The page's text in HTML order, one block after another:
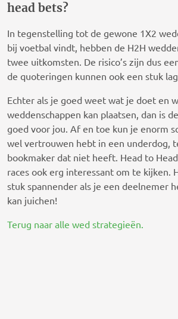
head bets?
In tegenstelling tot de gewone 1X2
bij voetbal vindt, hebben de H2H
twee uitkomsten. De risico’s zijn dus
de quoteringen kunnen ook een stuk
Echter als je goed weet wat je doet en
weddenschappen kan plaatsen, dan is
goed voor jou. Af en toe kun je enorm
wel vertrouwen hebt in een underdog,
bookmaker dat niet heeft. Head to
races ook erg interessant om te kijken.
stuk spannender als je een deelnemer
kan juichen!
Terug naar alle wed strategieën.